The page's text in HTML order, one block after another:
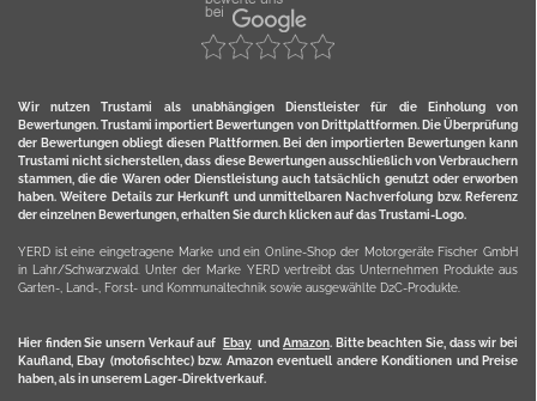
Wir nutzen Trustami als unabhängigen Dienstleister für die Einholung von
Bewertungen. Trustami importiert Bewertungen von Drittplattformen. Die Überprüfung
der Bewertungen obliegt diesen Plattformen. Bei den importierten Bewertungen kann
Trustami nicht sicherstellen, dass diese Bewertungen ausschließlich von Verbrauchern
stammen, die die Waren oder Dienstleistung auch tatsächlich genutzt oder erworben
haben. Weitere Details zur Herkunft und unmittelbaren Nachverfolung bzw. Referenz
der einzelnen Bewertungen, erhalten Sie durch klicken auf das Trustami-Logo.
YERD ist eine eingetragene Marke und ein Online-Shop der Motorgeräte Fischer GmbH
in Lahr/Schwarzwald. Unter der Marke YERD vertreibt das Unternehmen Produkte aus
Garten-, Land-, Forst- und Kommunaltechnik sowie ausgewählte D2C-Produkte.
Hier finden Sie unsern Verkauf auf Ebayund Amazon. Bitte beachten Sie, dass wir bei
Kaufland, Ebay (motofischtec) bzw. Amazon eventuell andere Konditionen und Preise
haben, als in unserem Lager-Direktverkauf.